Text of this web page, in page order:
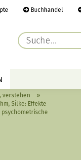
Buchhandel
HÖREN & SEHEN
verstehen »
Silke: Effekte